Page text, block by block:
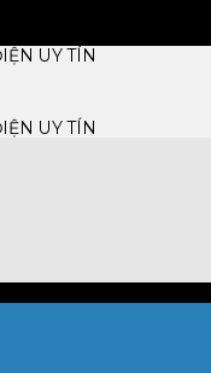
UY TÍN
UY TÍN